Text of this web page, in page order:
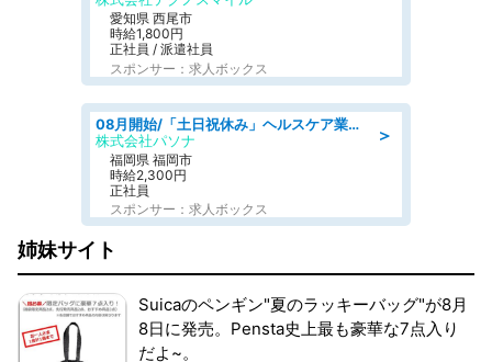
愛知県 西尾市
時給1,800円
正社員 / 派遣社員
スポンサー：求人ボックス
＞
08月開始/「土日祝休み」ヘルスケア業界の産業保健師/高時給/未経験OK/要資格:保健師、正看護師
株式会社パソナ
福岡県 福岡市
時給2,300円
正社員
スポンサー：求人ボックス
姉妹サイト
Suicaのペンギン"夏のラッキーバッグ"が8月
8日に発売。Pensta史上最も豪華な7点入り
だよ~。